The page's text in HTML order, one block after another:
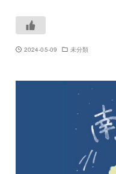
2024-05-09 未分類